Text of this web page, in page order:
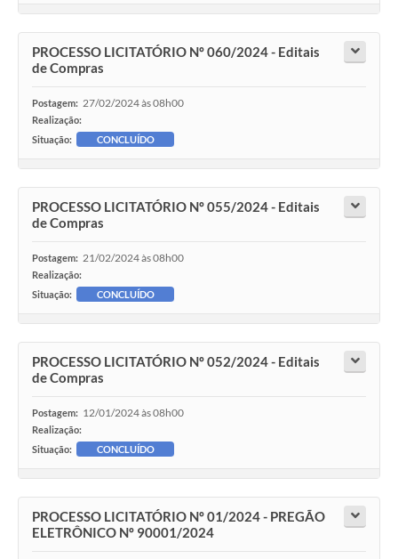
PROCESSO LICITATÓRIO Nº 060/2024 - Editais
de Compras
Postagem: 27/02/2024 às 08h00
Realização:
Situação:
CONCLUÍDO
PROCESSO LICITATÓRIO Nº 055/2024 - Editais
de Compras
Postagem: 21/02/2024 às 08h00
Realização:
Situação:
CONCLUÍDO
PROCESSO LICITATÓRIO Nº 052/2024 - Editais
de Compras
Postagem: 12/01/2024 às 08h00
Realização:
Situação:
CONCLUÍDO
PROCESSO LICITATÓRIO Nº 01/2024 - PREGÃO
ELETRÔNICO Nº 90001/2024